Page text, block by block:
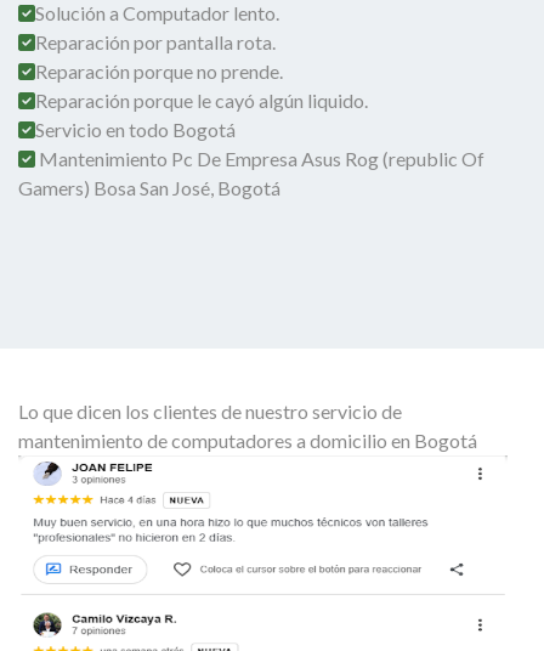
Solución a Computador lento.
Reparación por pantalla rota.
Reparación porque no prende.
Reparación porque le cayó algún liquido.
Servicio en todo Bogotá
Mantenimiento Pc De Empresa Asus Rog (republic Of
Gamers) Bosa San José, Bogotá
Lo que dicen los clientes de nuestro servicio de
mantenimiento de computadores a domicilio en Bogotá